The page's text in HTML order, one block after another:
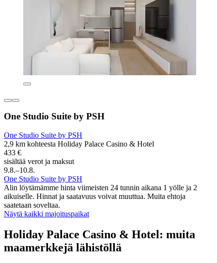
One Studio Suite by PSH
One Studio Suite by PSH
2,9 km kohteesta Holiday Palace Casino & Hotel
433 €
sisältää verot ja maksut
9.8.–10.8.
One Studio Suite by PSH
Alin löytämämme hinta viimeisten 24 tunnin aikana 1 yölle ja 2
aikuiselle. Hinnat ja saatavuus voivat muuttua. Muita ehtoja
saatetaan soveltaa.
Näytä kaikki majoituspaikat
Holiday Palace Casino & Hotel: muita
maamerkkejä lähistöllä